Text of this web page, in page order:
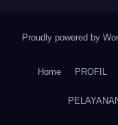
Proudly powered by
Home PROFIL